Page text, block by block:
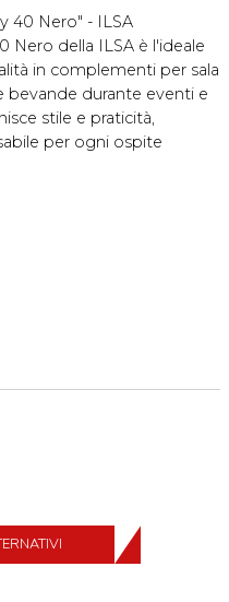
40 Nero" - ILSA
Nero della ILSA è l'ideale
in complementi per sala
bevande durante eventi e
stile e praticità,
per ogni ospite